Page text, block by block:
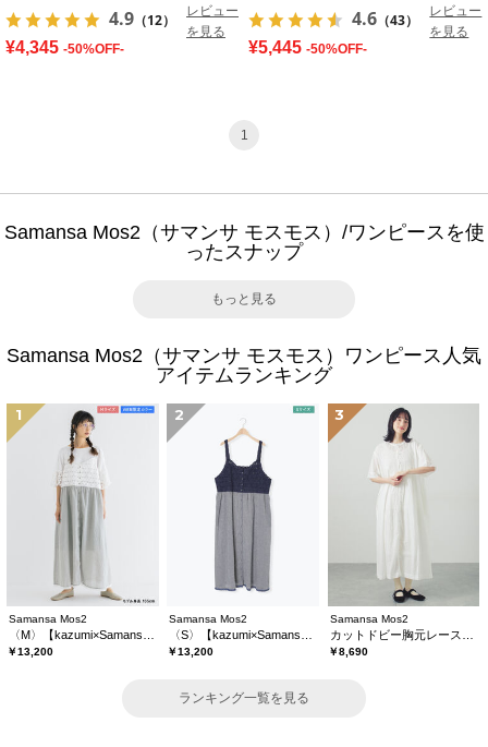
4.9 （12）
レビュー
を見る
¥4,345 -50%OFF-
4.6 （43）
レビュー
を見る
¥5,445 -50%OFF-
1
Samansa Mos2（サマンサ モスモス）/ワンピースを使
ったスナップ
もっと見る
Samansa Mos2（サマンサ モスモス）ワンピース人気
アイテムランキング
1
Samansa Mos2
￥13,200
2
Samansa Mos2
￥13,200
3
Samansa Mos2
￥8,690
ランキング一覧を見る